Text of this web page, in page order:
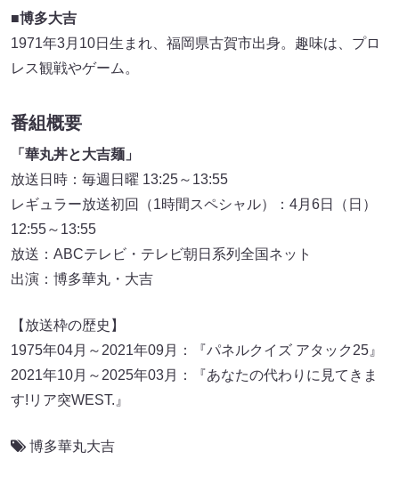
■博多大吉
1971年3月10日生まれ、福岡県古賀市出身。趣味は、プロ
レス観戦やゲーム。
番組概要
「華丸丼と大吉麺」
放送日時：毎週日曜 13:25～13:55
レギュラー放送初回（1時間スペシャル）：4月6日（日）
12:55～13:55
放送：ABCテレビ・テレビ朝日系列全国ネット
出演：博多華丸・大吉
【放送枠の歴史】
1975年04月～2021年09月：『パネルクイズ アタック25』
2021年10月～2025年03月：『あなたの代わりに見てきま
す!リア突WEST.』
博多華丸大吉